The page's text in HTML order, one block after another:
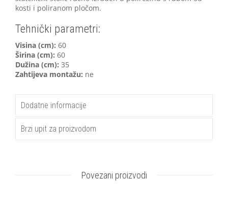
kosti i poliranom pločom.
Tehnički parametri:
Visina (cm): 60
Širina (cm): 60
Dužina (cm): 35
Zahtijeva montažu: ne
Dodatne informacije
Brzi upit za proizvodom
Povezani proizvodi